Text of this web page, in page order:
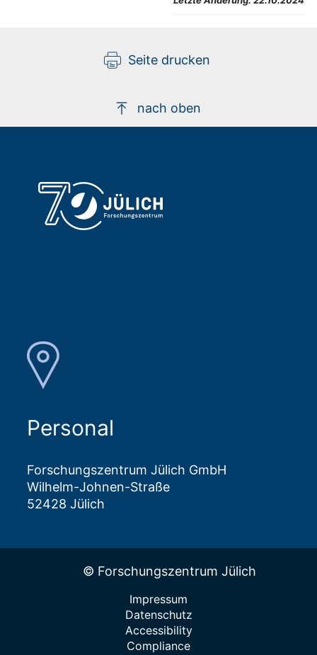
Seite drucken
nach oben
Personal
Forschungszentrum Jülich GmbH
Wilhelm-Johnen-Straße
52428 Jülich
© Forschungszentrum Jülich
Impressum
Datenschutz
Accessibility
Compliance